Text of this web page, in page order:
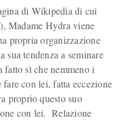
di Wikipedia di cui
Madame Hydra viene
propria organizzazione
tendenza a seminare
sì che nemmeno i
fare con lei, fatta eccezione
proprio questo suo
con lei. Relazione